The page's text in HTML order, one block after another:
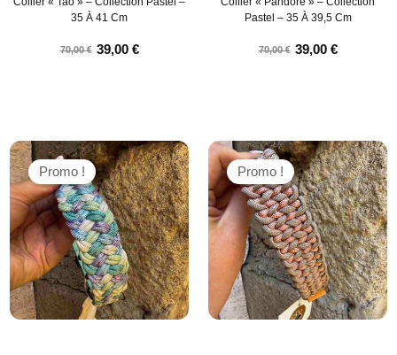
35 À 41 Cm
70,00€ 39,00 €
Pastel – 35 À 39,5 Cm
70,00€ 39,00 €
Promo ! Promo !